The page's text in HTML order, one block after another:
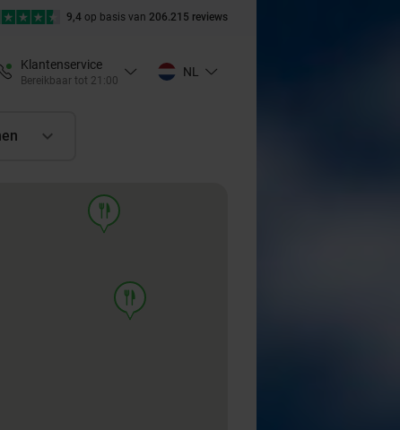
9,4 op basis van 206.215 reviews
Klantenservice
Bereikbaar tot 21:00
NL
food
food